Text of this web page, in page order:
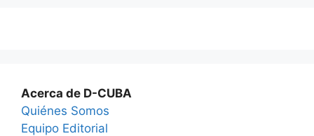
Acerca de D-CUBA
Quiénes Somos
Equipo Editorial